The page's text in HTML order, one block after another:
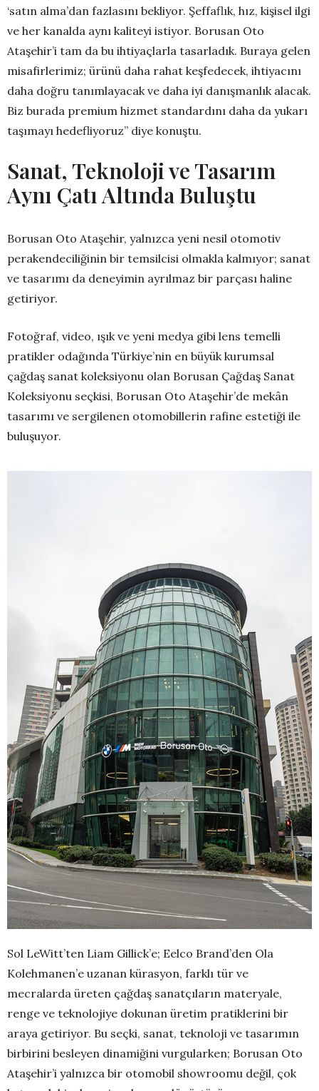
‘satın alma’dan fazlasını bekliyor. Şeffaflık, hız, kişisel ilgi
ve her kanalda aynı kaliteyi istiyor. Borusan Oto
Ataşehir’i tam da bu ihtiyaçlarla tasarladık. Buraya gelen
misafirlerimiz; ürünü daha rahat keşfedecek, ihtiyacını
daha doğru tanımlayacak ve daha iyi danışmanlık alacak.
Biz burada premium hizmet standardını daha da yukarı
taşımayı hedefliyoruz” diye konuştu.
Sanat, Teknoloji ve Tasarım
Aynı Çatı Altında Buluştu
Borusan Oto Ataşehir, yalnızca yeni nesil otomotiv
perakendeciliğinin bir temsilcisi olmakla kalmıyor; sanat
ve tasarımı da deneyimin ayrılmaz bir parçası haline
getiriyor.
Fotoğraf, video, ışık ve yeni medya gibi lens temelli
pratikler odağında Türkiye’nin en büyük kurumsal
çağdaş sanat koleksiyonu olan Borusan Çağdaş Sanat
Koleksiyonu seçkisi, Borusan Oto Ataşehir’de mekân
tasarımı ve sergilenen otomobillerin rafine estetiği ile
buluşuyor.
Sol LeWitt’ten Liam Gillick’e; Eelco Brand’den Ola
Kolehmanen’e uzanan kürasyon, farklı tür ve
mecralarda üreten çağdaş sanatçıların materyale,
renge ve teknolojiye dokunan üretim pratiklerini bir
araya getiriyor. Bu seçki, sanat, teknoloji ve tasarımın
birbirini besleyen dinamiğini vurgularken; Borusan Oto
Ataşehir’i yalnızca bir otomobil showroomu değil, çok